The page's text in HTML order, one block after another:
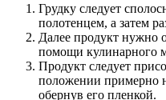
Грудку следует
полотенцем, а затем
Далее продукт нужно
помощи кулинарного
Продукт следует
положении примерно
обернув его пленкой.